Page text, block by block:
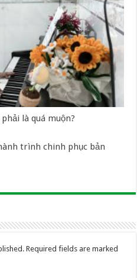
là quá muộn?
trình chinh phục bản
Required fields are marked